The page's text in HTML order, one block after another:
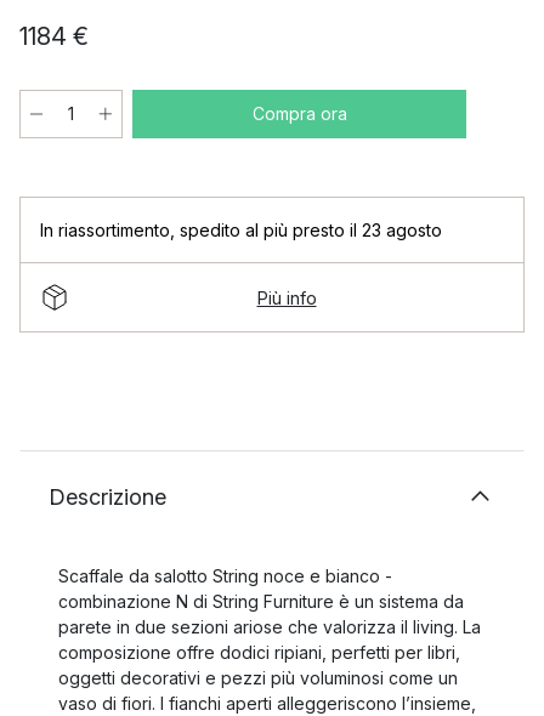
1184 €
Compra ora
In riassortimento spedito al più presto il 23 agosto
Più info
Descrizione
Scaffale da salotto String noce e bianco -
combinazione N di String Furniture è un sistema da
parete in due sezioni ariose che valorizza il living. La
composizione offre dodici ripiani, perfetti per libri,
oggetti decorativi e pezzi più voluminosi come un
vaso di fiori. I fianchi aperti alleggeriscono l’insieme,